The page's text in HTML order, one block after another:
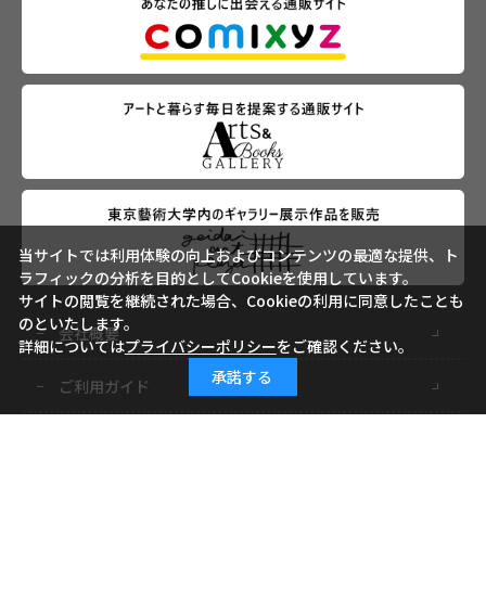
会社概要
ご利用ガイド
当サイトでは利用体験の向上およびコンテンツの最適な提供、ト
ラフィックの分析を目的としてCookieを使用しています。
サイトの閲覧を継続された場合、Cookieの利用に同意したことも
のといたします。
詳細についてはプライバシーポリシーをご確認ください。
承諾する